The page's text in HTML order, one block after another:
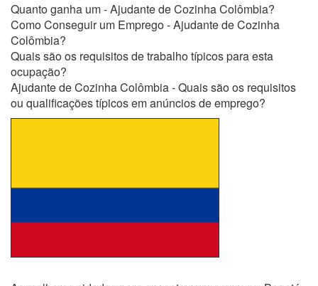
Quanto ganha um - Ajudante de Cozinha Colômbia?
Como Conseguir um Emprego - Ajudante de Cozinha
Colômbia?
Quais são os requisitos de trabalho típicos para esta
ocupação?
Ajudante de Cozinha Colômbia - Quais são os requisitos
ou qualificações típicos em anúncios de emprego?